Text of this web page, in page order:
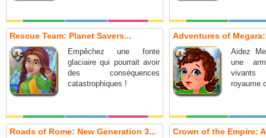
Rescue Team: Planet Savers...
Empêchez une fonte
glaciaire qui pourrait avoir
des conséquences
catastrophiques !
Adventures of
Aidez
une
royaume
Roads of Rome: New Generation 3... Crown of the Empire: